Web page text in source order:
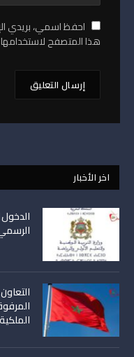
احفظ اسمي، بريدي
هذا المتصفح
اخر الأخبار